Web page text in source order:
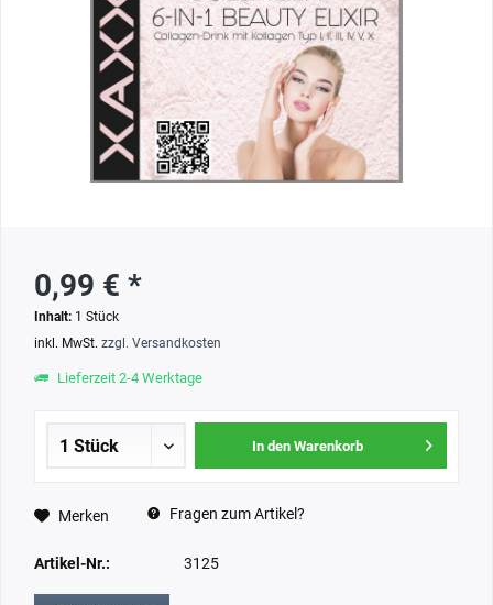
0,99 € *
Inhalt: 1 Stück
inkl. MwSt. zzgl. Versandkosten
Lieferzeit 2-4 Werktage
In den Warenkorb
Merken Fragen zum Artikel?
Artikel-Nr.: 3125